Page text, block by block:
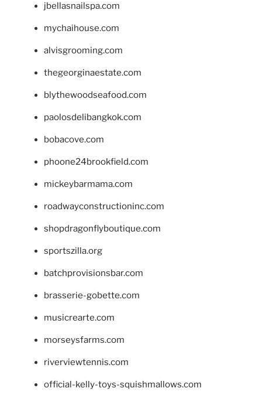
jbellasnailspa.com
mychaihouse.com
alvisgrooming.com
thegeorginaestate.com
blythewoodseafood.com
paolosdelibangkok.com
bobacove.com
phoone24brookfield.com
mickeybarmama.com
roadwayconstructioninc.com
shopdragonflyboutique.com
sportszilla.org
batchprovisionsbar.com
brasserie-gobette.com
musicrearte.com
morseysfarms.com
riverviewtennis.com
official-kelly-toys-squishmallows.com